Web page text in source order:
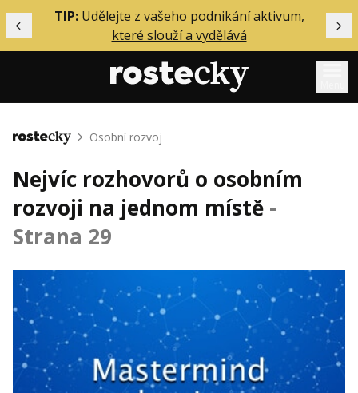
Předchozí
TIP: Udělejte z vašeho podnikání aktivum,
které slouží a vydělává
Mentoring
Solo
Akce
Inzerce
O mně
Přihlášení
Kontakt
Domů Osobní rozvoj
Nejvíc rozhovorů o osobním
rozvoji na jednom místě -
Strana 29